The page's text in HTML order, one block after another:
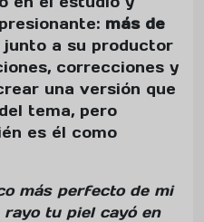
más de
junto a su productor
correcciones y
una versión que
tema, pero
es él como
más perfecto de mi
rayo tu piel cayó en